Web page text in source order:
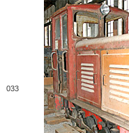
033